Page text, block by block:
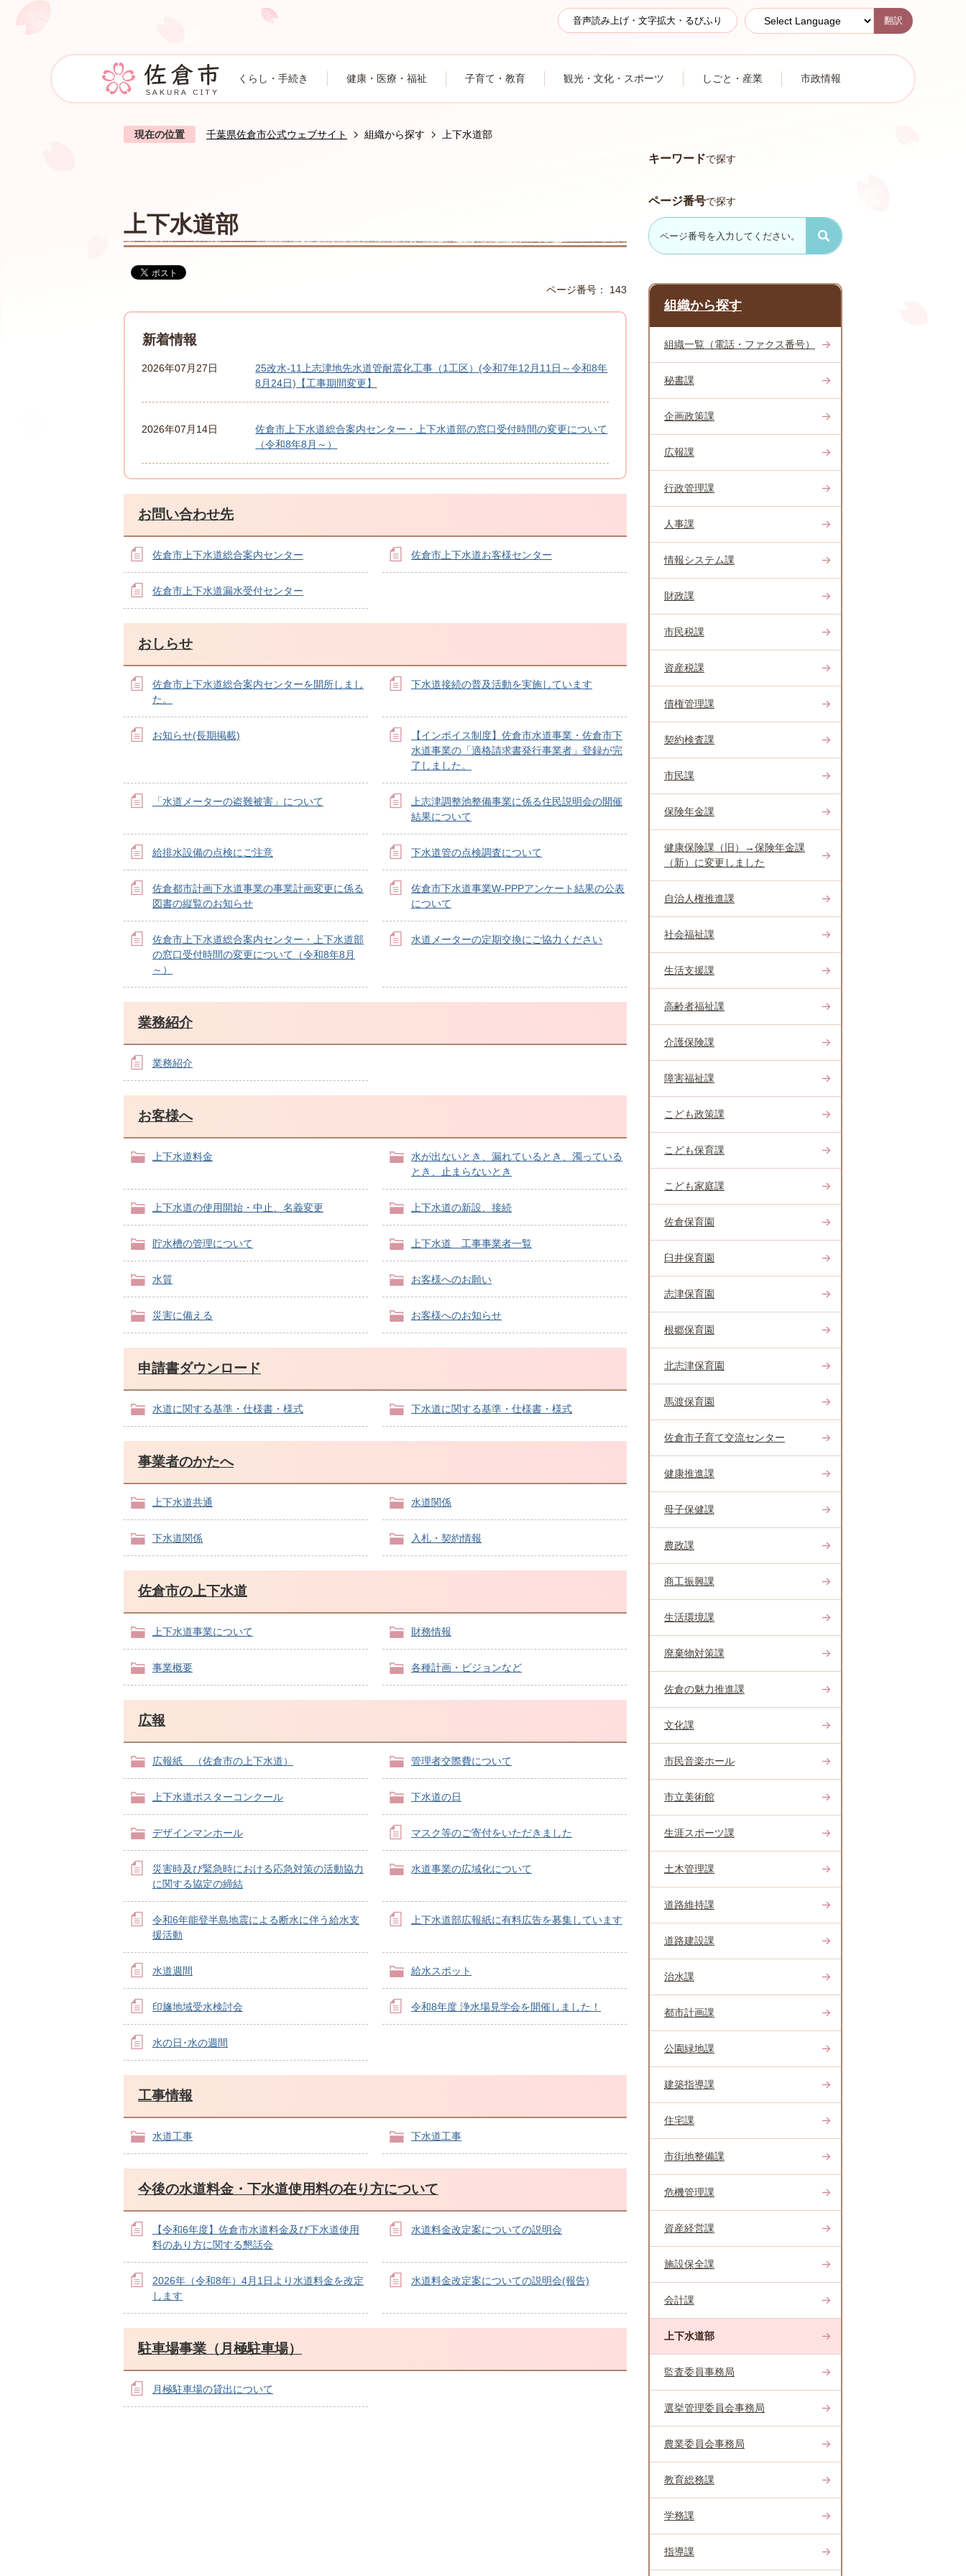
音声読み上げ・文字拡大・るびふり 翻訳
くらし・手続き 健康・医療・福祉 子育て・教育 観光・文化・スポーツ しごと・産業 市政情報
現在の位置 千葉県佐倉市公式ウェブサイト 組織から探す 上下水道部
上下水道部
ページ番号： 143
新着情報
2026年07月27日
25改水-11上志津地先水道管耐震化工事（1工区）(令和7年12月11日～令和8年
8月24日)【工事期間変更】
2026年07月14日
佐倉市上下水道総合案内センター・上下水道部の窓口受付時間の変更について
（令和8年8月～）
お問い合わせ先
佐倉市上下水道総合案内センター 佐倉市上下水道お客様センター
佐倉市上下水道漏水受付センター
おしらせ
佐倉市上下水道総合案内センターを開所しまし
た。
下水道接続の普及活動を実施しています
お知らせ(長期掲載)
【インボイス制度】佐倉市水道事業・佐倉市下
水道事業の「適格請求書発行事業者」登録が完
了しました。
「水道メーターの盗難被害」について
上志津調整池整備事業に係る住民説明会の開催
結果について
給排水設備の点検にご注意 下水道管の点検調査について
佐倉都市計画下水道事業の事業計画変更に係る
図書の縦覧のお知らせ
佐倉市下水道事業W-PPPアンケート結果の公表
について
佐倉市上下水道総合案内センター・上下水道部
の窓口受付時間の変更について（令和8年8月
～）
水道メーターの定期交換にご協力ください
業務紹介
業務紹介
お客様へ
上下水道料金
水が出ないとき、漏れているとき、濁っている
とき、止まらないとき
上下水道の使用開始・中止、名義変更 上下水道の新設、接続
貯水槽の管理について 上下水道 工事事業者一覧
水質 お客様へのお願い
災害に備える お客様へのお知らせ
申請書ダウンロード
水道に関する基準・仕様書・様式 下水道に関する基準・仕様書・様式
事業者のかたへ
上下水道共通 水道関係
下水道関係 入札・契約情報
佐倉市の上下水道
上下水道事業について 財務情報
事業概要 各種計画・ビジョンなど
広報
広報紙 （佐倉市の上下水道） 管理者交際費について
上下水道ポスターコンクール 下水道の日
デザインマンホール マスク等のご寄付をいただきました
災害時及び緊急時における応急対策の活動協力
に関する協定の締結
水道事業の広域化について
令和6年能登半島地震による断水に伴う給水支
援活動
上下水道部広報紙に有料広告を募集しています
水道週間 給水スポット
印旛地域受水検討会 令和8年度 浄水場見学会を開催しました！
水の日･水の週間
工事情報
水道工事 下水道工事
今後の水道料金・下水道使用料の在り方について
【令和6年度】佐倉市水道料金及び下水道使用
料のあり方に関する懇話会
水道料金改定案についての説明会
2026年（令和8年）4月1日より水道料金を改定
します
水道料金改定案についての説明会(報告)
駐車場事業（月極駐車場）
月極駐車場の貸出について
キーワードで探す
ページ番号で探す
組織から探す
組織一覧（電話・ファクス番号）
秘書課
企画政策課
広報課
行政管理課
人事課
情報システム課
財政課
市民税課
資産税課
債権管理課
契約検査課
市民課
保険年金課
健康保険課（旧）→保険年金課
（新）に変更しました
自治人権推進課
社会福祉課
生活支援課
高齢者福祉課
介護保険課
障害福祉課
こども政策課
こども保育課
こども家庭課
佐倉保育園
臼井保育園
志津保育園
根郷保育園
北志津保育園
馬渡保育園
佐倉市子育て交流センター
健康推進課
母子保健課
農政課
商工振興課
生活環境課
廃棄物対策課
佐倉の魅力推進課
文化課
市民音楽ホール
市立美術館
生涯スポーツ課
土木管理課
道路維持課
道路建設課
治水課
都市計画課
公園緑地課
建築指導課
住宅課
市街地整備課
危機管理課
資産経営課
施設保全課
会計課
上下水道部
監査委員事務局
選挙管理委員会事務局
農業委員会事務局
教育総務課
学務課
指導課